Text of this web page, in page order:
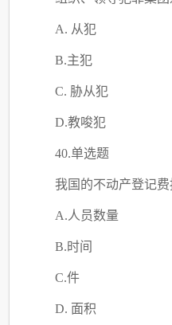
A. 从犯
B.主犯
C. 胁从犯
D.教唆犯
40.单选题
我国的不动产登记
A.人员数量
B.时间
C.件
D. 面积